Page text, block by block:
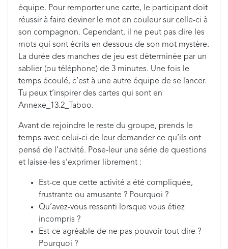
équipe. Pour remporter une carte, le participant doit
réussir à faire deviner le mot en couleur sur celle-ci à
son compagnon. Cependant, il ne peut pas dire les
mots qui sont écrits en dessous de son mot mystère.
La durée des manches de jeu est déterminée par un
sablier (ou téléphone) de 3 minutes. Une fois le
temps écoulé, c’est à une autre équipe de se lancer.
Tu peux t’inspirer des cartes qui sont en
Annexe_13.2_Taboo.
Avant de rejoindre le reste du groupe, prends le
temps avec celui-ci de leur demander ce qu’ils ont
pensé de l’activité. Pose-leur une série de questions
et laisse-les s’exprimer librement :
Est-ce que cette activité a été compliquée,
frustrante ou amusante ? Pourquoi ?
Qu’avez-vous ressenti lorsque vous étiez
incompris ?
Est-ce agréable de ne pas pouvoir tout dire ?
Pourquoi ?